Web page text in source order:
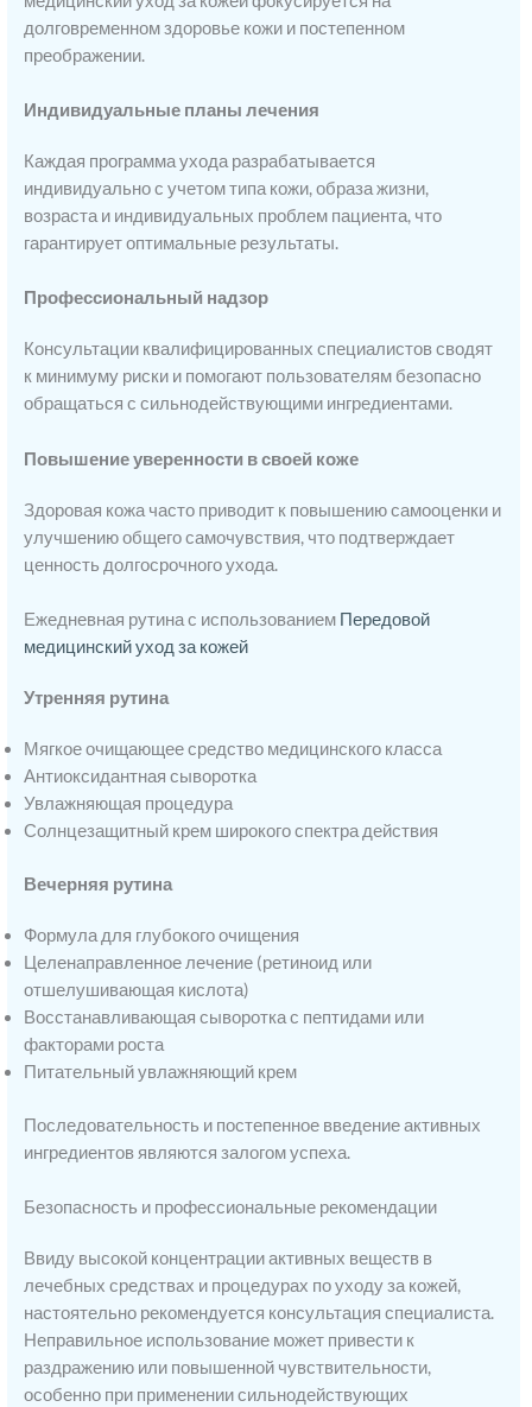
долговременном здоровье кожи и постепенном
преображении.
Индивидуальные планы лечения
Каждая программа ухода разрабатывается
индивидуально с учетом типа кожи, образа жизни,
возраста и индивидуальных проблем пациента, что
гарантирует оптимальные результаты.
Профессиональный надзор
Консультации квалифицированных специалистов сводят
к минимуму риски и помогают пользователям безопасно
обращаться с сильнодействующими ингредиентами.
Повышение уверенности в своей коже
Здоровая кожа часто приводит к повышению самооценки и
улучшению общего самочувствия, что подтверждает
ценность долгосрочного ухода.
Ежедневная рутина с использованием Передовой
медицинский уход за кожей
Утренняя рутина
Мягкое очищающее средство медицинского класса
Антиоксидантная сыворотка
Увлажняющая процедура
Солнцезащитный крем широкого спектра действия
Вечерняя рутина
Формула для глубокого очищения
Целенаправленное лечение (ретиноид или
отшелушивающая кислота)
Восстанавливающая сыворотка с пептидами или
факторами роста
Питательный увлажняющий крем
Последовательность и постепенное введение активных
ингредиентов являются залогом успеха.
Безопасность и профессиональные рекомендации
Ввиду высокой концентрации активных веществ в
лечебных средствах и процедурах по уходу за кожей,
настоятельно рекомендуется консультация специалиста.
Неправильное использование может привести к
раздражению или повышенной чувствительности,
особенно при применении сильнодействующих